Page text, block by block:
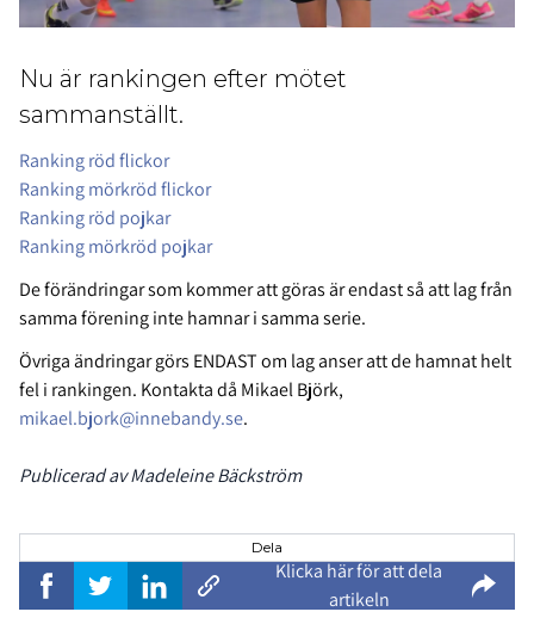
Nu är rankingen efter mötet
sammanställt.
Ranking röd flickor
Ranking mörkröd flickor
Ranking röd pojkar
Ranking mörkröd pojkar
De förändringar som kommer att göras är endast så att lag från
samma förening inte hamnar i samma serie.
Övriga ändringar görs ENDAST om lag anser att de hamnat helt
fel i rankingen. Kontakta då Mikael Björk,
mikael.bjork@innebandy.se.
Publicerad av Madeleine Bäckström
Dela
Klicka här för att dela
artikeln